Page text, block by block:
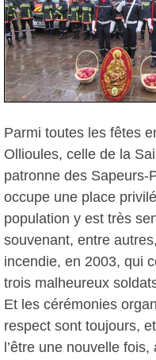
Parmi toutes les fêtes
Ollioules, celle de la
patronne des Sapeurs-
occupe une place
population y est très
souvenant, entre
incendie, en 2003, qui
trois malheureux
Et les cérémonies
respect sont toujours,
l’être une nouvelle